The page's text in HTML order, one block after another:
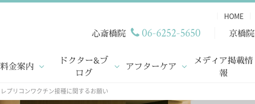
HOME
京橋院
心斎橋院 06-6252-5650
料金案内
ドクター&ブ
ログ
アフターケア
メディア掲載情
報
レプリコンワクチン接種に関するお願い